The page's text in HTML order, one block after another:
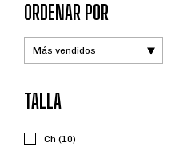
ORDENAR POR
TALLA
Ch (10)